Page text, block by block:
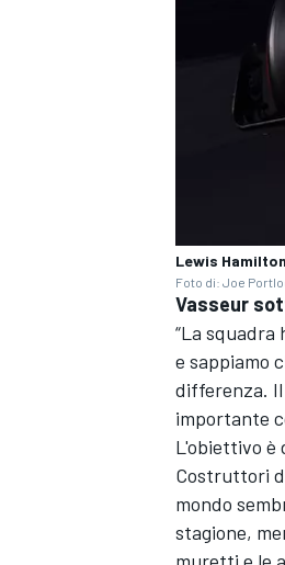
ENDURANCE/
Lewis
Foto di: Joe
Vasseur
“La
e sappiamo
differenza.
importante
L'obiettivo è
Costruttori
mondo
stagione,